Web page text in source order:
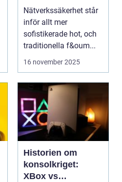
biologiska system
för att stärka
nätverkssäkerhet
Nätverkssäkerhet står
inför allt mer
sofistikerade hot, och
traditionella f&oum...
16 november 2025
Historien om
konsolkriget:
XBox vs